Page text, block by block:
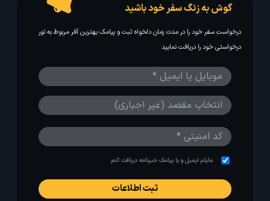
گوش به زنگ سفر خود باشید
درخواست سفر خود را در مدت زمان دلخواه ثبت و پیامک بهترین آفر مربوط به تور
درخواستی خود را دریافت نمایید
مایلم ایمیل و یا پیامک خبرنامه دریافت کنم.